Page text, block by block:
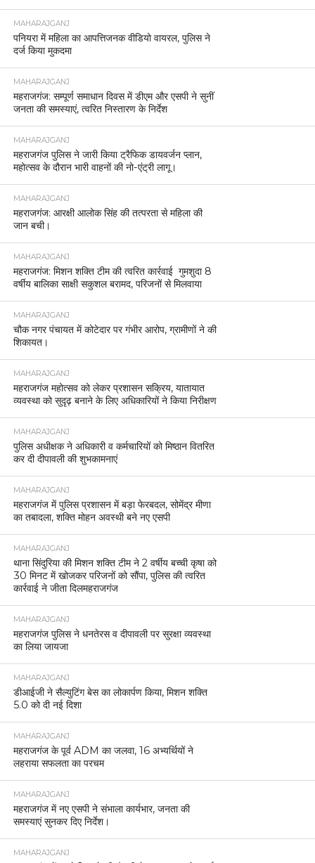
MAHARAJGANJ
पनियरा में महिला का आपत्तिजनक वीडियो वायरल, पुलिस ने
दर्ज किया मुकदमा
MAHARAJGANJ
महराजगंज: सम्पूर्ण समाधान दिवस में डीएम और एसपी ने सुनीं
जनता की समस्याएं, त्वरित निस्तारण के निर्देश
MAHARAJGANJ
महराजगंज पुलिस ने जारी किया ट्रैफिक डायवर्जन प्लान,
महोत्सव के दौरान भारी वाहनों की नो-एंट्री लागू।
MAHARAJGANJ
महराजगंज: आरक्षी आलोक सिंह की तत्परता से महिला की
जान बची।
MAHARAJGANJ
महराजगंज: मिशन शक्ति टीम की त्वरित कार्रवाई गुमशुदा 8
वर्षीय बालिका साक्षी सकुशल बरामद, परिजनों से मिलवाया
MAHARAJGANJ
चौक नगर पंचायत में कोटेदार पर गंभीर आरोप, ग्रामीणों ने की
शिकायत।
MAHARAJGANJ
महराजगंज महोत्सव को लेकर प्रशासन सक्रिय, यातायात
व्यवस्था को सुदृढ़ बनाने के लिए अधिकारियों ने किया निरीक्षण
MAHARAJGANJ
पुलिस अधीक्षक ने अधिकारी व कर्मचारियों को मिष्ठान वितरित
कर दी दीपावली की शुभकामनाएं
MAHARAJGANJ
महराजगंज में पुलिस प्रशासन में बड़ा फेरबदल, सोमेंद्र मीणा
का तबादला, शक्ति मोहन अवस्थी बने नए एसपी
MAHARAJGANJ
थाना सिंदुरिया की मिशन शक्ति टीम ने 2 वर्षीय बच्ची कृषा को
30 मिनट में खोजकर परिजनों को सौंपा, पुलिस की त्वरित
कार्रवाई ने जीता दिलमहराजगंज
MAHARAJGANJ
महराजगंज पुलिस ने धनतेरस व दीपावली पर सुरक्षा व्यवस्था
का लिया जायजा
MAHARAJGANJ
डीआईजी ने सैल्युटिंग बेस का लोकार्पण किया, मिशन शक्ति
5.0 को दी नई दिशा
MAHARAJGANJ
महराजगंज के पूर्व ADM का जलवा, 16 अभ्यर्थियों ने
लहराया सफलता का परचम
MAHARAJGANJ
महराजगंज में नए एसपी ने संभाला कार्यभार, जनता की
समस्याएं सुनकर दिए निर्देश।
MAHARAJGANJ